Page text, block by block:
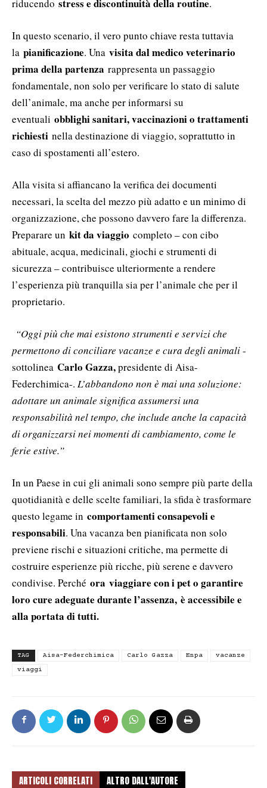
riducendo stress e discontinuità della routine.
In questo scenario, il vero punto chiave resta tuttavia
la pianificazione. Una visita dal medico veterinario
prima della partenza rappresenta un passaggio
fondamentale, non solo per verificare lo stato di salute
dell’animale, ma anche per informarsi su
eventuali obblighi sanitari, vaccinazioni o trattamenti
richiesti nella destinazione di viaggio, soprattutto in
caso di spostamenti all’estero.
Alla visita si affiancano la verifica dei documenti
necessari, la scelta del mezzo più adatto e un minimo di
organizzazione, che possono davvero fare la differenza.
Preparare un kit da viaggio completo – con cibo
abituale, acqua, medicinali, giochi e strumenti di
sicurezza – contribuisce ulteriormente a rendere
l’esperienza più tranquilla sia per l’animale che per il
proprietario.
“Oggi più che mai esistono strumenti e servizi che
permettono di conciliare vacanze e cura degli animali-
sottolinea Carlo Gazza,presidente di Aisa-
Federchimica-. L’abbandono non è mai una soluzione:
adottare un animale significa assumersi una
responsabilità nel tempo, che include anche la capacità
di organizzarsi nei momenti di cambiamento, come le
ferie estive.”
In un Paese in cui gli animali sono sempre più parte della
quotidianità e delle scelte familiari, la sfida è trasformare
questo legame in comportamenti consapevoli e
responsabili. Una vacanza ben pianificata non solo
previene rischi e situazioni critiche, ma permette di
costruire esperienze più ricche, più serene e davvero
condivise. Perché ora viaggiare con i pet o garantire
loro cure adeguate durante l’assenza, è accessibile e
alla portata di tutti.
TAG Aisa-Federchimica Carlo Gazza Enpa
vacanze
viaggi
ARTICOLI CORRELATI ALTRO DALL'AUTORE